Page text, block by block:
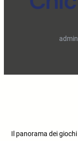
admin
Il panorama dei